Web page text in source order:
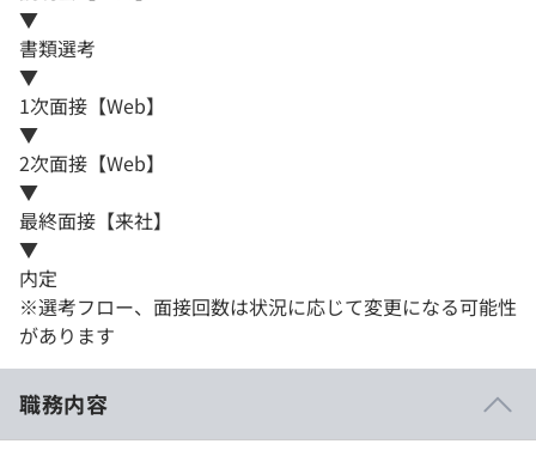
▼
書類選考
▼
1次面接【Web】
▼
2次面接【Web】
▼
最終面接【来社】
▼
内定
※選考フロー、面接回数は状況に応じて変更になる可能性
があります
職務内容